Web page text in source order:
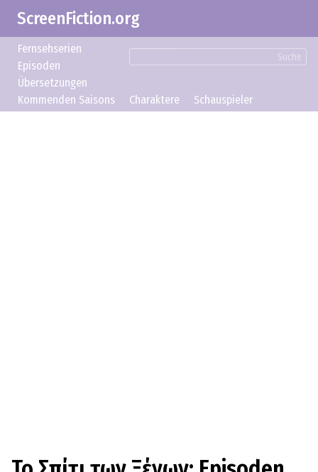
ScreenFiction.org
Suche
Fernsehserien
Episoden
Übersetzungen
Kommenden Saisons
Charaktere Schauspieler